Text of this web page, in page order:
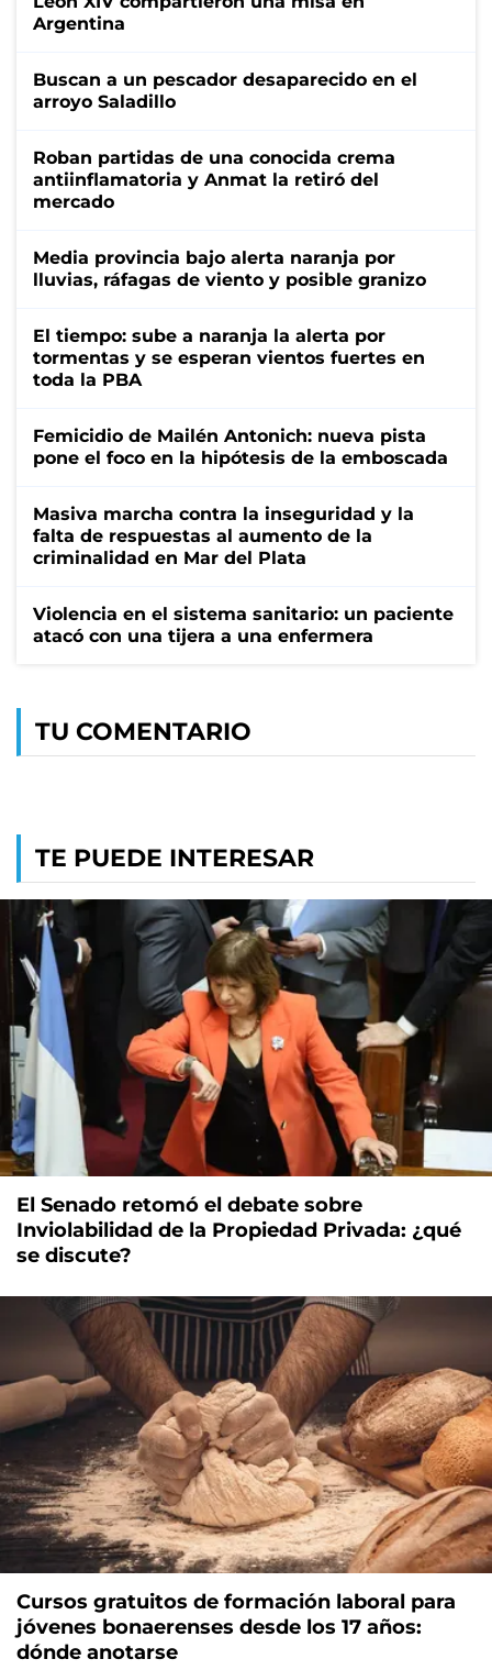
Argentina
Buscan a un pescador desaparecido en el
arroyo Saladillo
Roban partidas de una conocida crema
antiinflamatoria y Anmat la retiró del
mercado
Media provincia bajo alerta naranja por
lluvias, ráfagas de viento y posible granizo
El tiempo: sube a naranja la alerta por
tormentas y se esperan vientos fuertes en
toda la PBA
Femicidio de Mailén Antonich: nueva pista
pone el foco en la hipótesis de la emboscada
Masiva marcha contra la inseguridad y la
falta de respuestas al aumento de la
criminalidad en Mar del Plata
Violencia en el sistema sanitario: un paciente
atacó con una tijera a una enfermera
TU COMENTARIO
TE PUEDE INTERESAR
El Senado retomó el debate sobre
Inviolabilidad de la Propiedad Privada: ¿qué
se discute?
Cursos gratuitos de formación laboral para
jóvenes bonaerenses desde los 17 años:
dónde anotarse